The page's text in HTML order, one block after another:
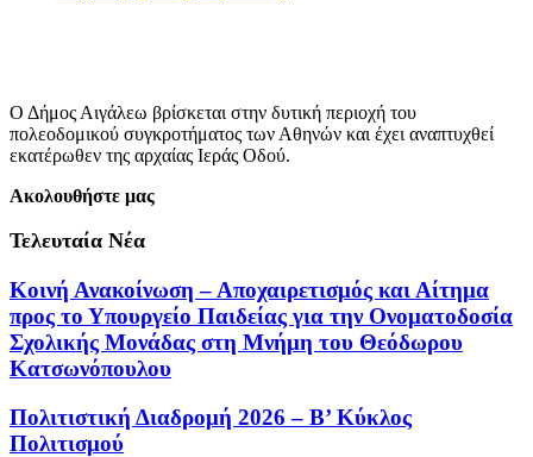
Ο Δήμος Αιγάλεω βρίσκεται στην δυτική περιοχή του
πολεοδομικού συγκροτήματος των Αθηνών και έχει αναπτυχθεί
εκατέρωθεν της αρχαίας Ιεράς Οδού.
Ακολουθήστε μας
Τελευταία Νέα
Κοινή Ανακοίνωση – Αποχαιρετισμός και Αίτημα
προς το Υπουργείο Παιδείας για την Ονοματοδοσία
Σχολικής Μονάδας στη Μνήμη του Θεόδωρου
Κατσωνόπουλου
Πολιτιστική Διαδρομή 2026 – Β’ Κύκλος
Πολιτισμού